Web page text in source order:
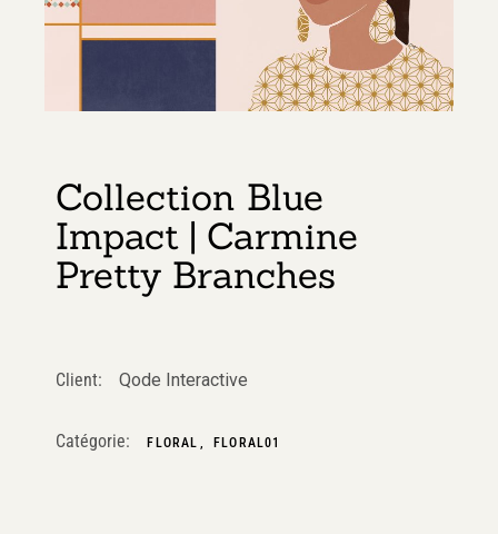
Collection Blue
Impact | Carmine
Pretty Branches
Client: Qode Interactive
Catégorie: FLORAL FLORAL01